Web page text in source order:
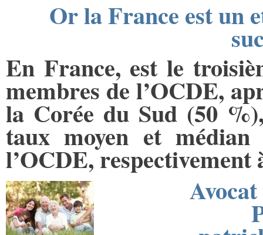
Or la France est un
En France, est le
membres de l’OCDE,
la Corée du Sud (50
taux moyen et médian
l’OCDE, respectivement